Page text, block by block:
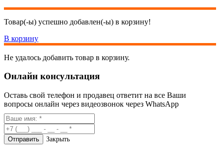
Товар(-ы) успешно добавлен(-ы) в корзину!
В корзину
Не удалось добавить товар в корзину.
Онлайн консультация
Оставь свой телефон и продавец ответит на все Ваши
вопросы онлайн через видеозвонок через WhatsApp
Закрыть